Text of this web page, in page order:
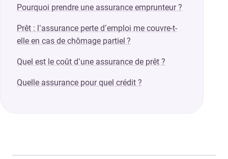
Pourquoi prendre une assurance emprunteur ?
Prêt : l’assurance perte d’emploi me couvre-t-
elle en cas de chômage partiel ?
Quel est le coût d’une assurance de prêt ?
Quelle assurance pour quel crédit ?